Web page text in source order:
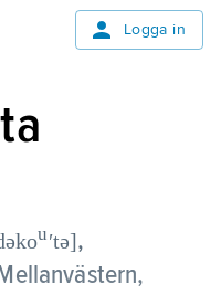
Logga in
uʹtə],